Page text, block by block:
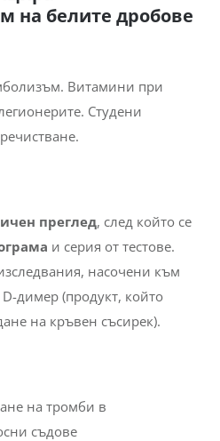
на белите дробове
преглед, след който се
и серия от тестове.
насочени към
димер (продукт, който
на кръвен съсирек).
на тромби в
съдове